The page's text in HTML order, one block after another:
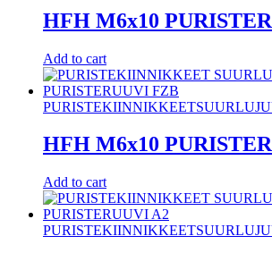
HFH M6x10
Add to cart
PURISTEKIINNIKKEET
HFH M6x10
Add to cart
PURISTEKIINNIKKEET